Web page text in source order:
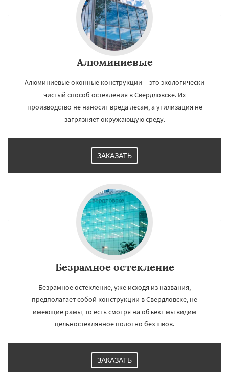
Алюминиевые
Алюминиевые оконные конструкции – это экологически
чистый способ остекления в Свердловске. Их
производство не наносит вреда лесам, а утилизация не
загрязняет окружающую среду.
ЗАКАЗАТЬ
Безрамное остекление
Безрамное остекление, уже исходя из названия,
предполагает собой конструкции в Свердловске, не
имеющие рамы, то есть смотря на объект мы видим
цельностеклянное полотно без швов.
ЗАКАЗАТЬ